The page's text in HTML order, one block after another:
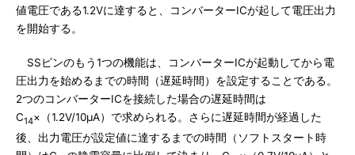
値電圧である1.2Vに達すると、コンバーターICが起して電圧出力
を開始する。
SSピンのもう1つの機能は、コンバーターICが起動してから電
圧出力を始めるまでの時間（遅延時間）を設定することである。
2つのコンバーターICを接続した場合の遅延時間は
C14×（1.2V/10μA）で求められる。さらに遅延時間が経過した
後、出力電圧が設定値に達するまでの時間（ソフトスタート時